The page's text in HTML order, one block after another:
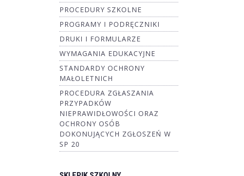
PROCEDURY SZKOLNE
PROGRAMY I PODRĘCZNIKI
DRUKI I FORMULARZE
WYMAGANIA EDUKACYJNE
STANDARDY OCHRONY
MAŁOLETNICH
PROCEDURA ZGŁASZANIA
PRZYPADKÓW
NIEPRAWIDŁOWOŚCI ORAZ
OCHRONY OSÓB
DOKONUJĄCYCH ZGŁOSZEŃ W
SP 20